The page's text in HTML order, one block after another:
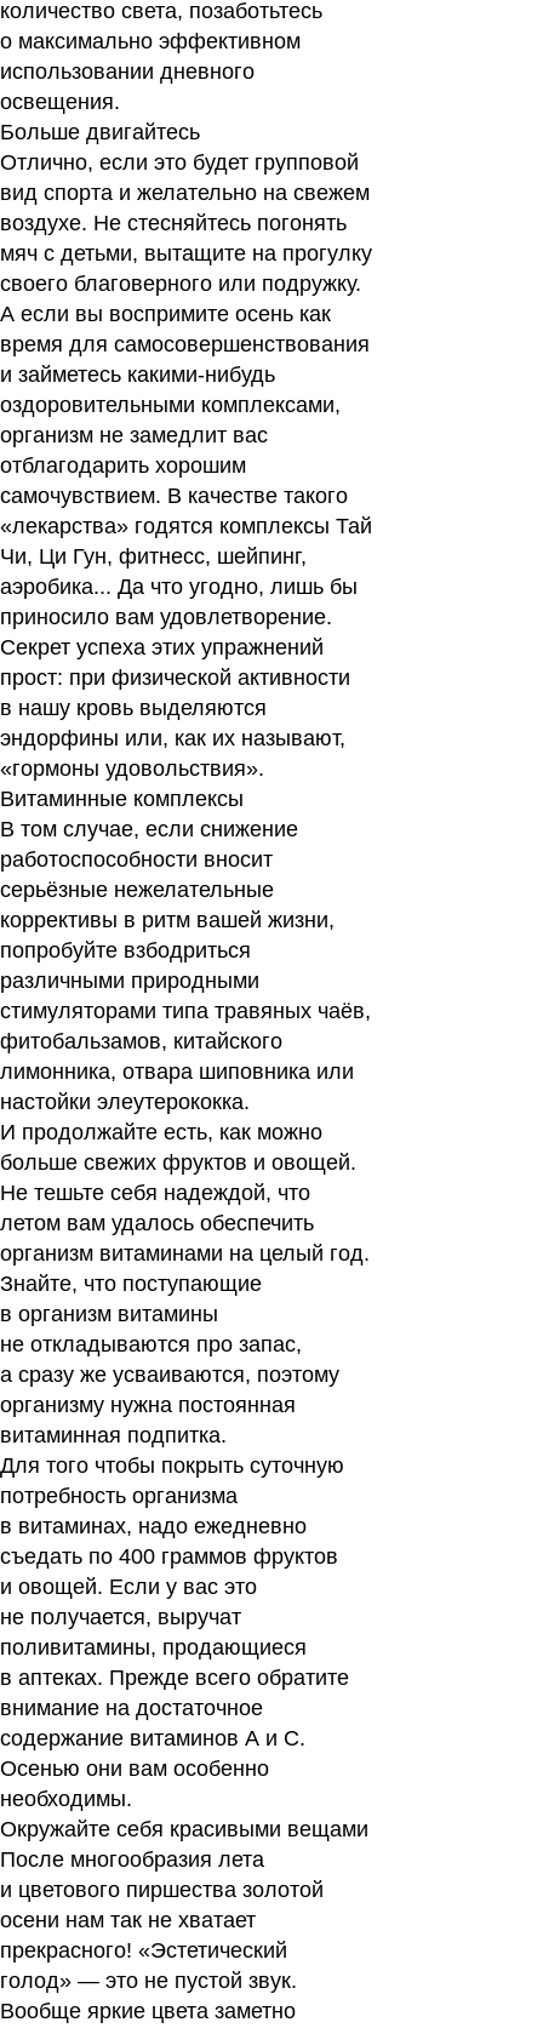
количество света, позаботьтесь
о максимально эффективном
использовании дневного
освещения.
Больше двигайтесь
Отлично, если это будет групповой
вид спорта и желательно на свежем
воздухе. Не стесняйтесь погонять
мяч с детьми, вытащите на прогулку
своего благоверного или подружку.
А если вы воспримите осень как
время для самосовершенствования
и займетесь какими-нибудь
оздоровительными комплексами,
организм не замедлит вас
отблагодарить хорошим
самочувствием. В качестве такого
«лекарства» годятся комплексы Тай
Чи, Ци Гун, фитнесс, шейпинг,
аэробика... Да что угодно, лишь бы
приносило вам удовлетворение.
Секрет успеха этих упражнений
прост: при физической активности
в нашу кровь выделяются
эндорфины или, как их называют,
«гормоны удовольствия».
Витаминные комплексы
В том случае, если снижение
работоспособности вносит
серьёзные нежелательные
коррективы в ритм вашей жизни,
попробуйте взбодриться
различными природными
стимуляторами типа травяных чаёв,
фитобальзамов, китайского
лимонника, отвара шиповника или
настойки элеутерококка.
И продолжайте есть, как можно
больше свежих фруктов и овощей.
Не тешьте себя надеждой, что
летом вам удалось обеспечить
организм витаминами на целый год.
Знайте, что поступающие
в организм витамины
не откладываются про запас,
а сразу же усваиваются, поэтому
организму нужна постоянная
витаминная подпитка.
Для того чтобы покрыть суточную
потребность организма
в витаминах, надо ежедневно
съедать по 400 граммов фруктов
и овощей. Если у вас это
не получается, выручат
поливитамины, продающиеся
в аптеках. Прежде всего обратите
внимание на достаточное
содержание витаминов А и С.
Осенью они вам особенно
необходимы.
Окружайте себя красивыми вещами
После многообразия лета
и цветового пиршества золотой
осени нам так не хватает
прекрасного! «Эстетический
голод» — это не пустой звук.
Вообще яркие цвета заметно